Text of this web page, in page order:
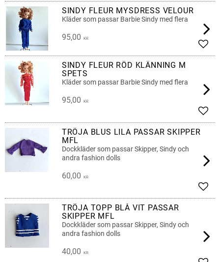
SINDY FLEUR MYSDRESS VELOUR
Kläder som passar Barbie Sindy med flera
95,00 KR
SINDY FLEUR RÖD KLÄNNING M
SPETS
Kläder som passar Barbie Sindy med flera
95,00 KR
TRÖJA BLUS LILA PASSAR SKIPPER
MFL
Dockkläder som passar Skipper, Sindy och
andra fashion dolls
60,00 KR
TRÖJA TOPP BLÅ VIT PASSAR
SKIPPER MFL
Dockkläder som passar Skipper, Sindy och
andra fashion dolls
40,00 KR